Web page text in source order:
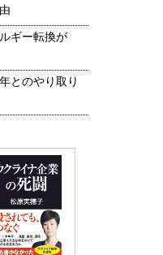
ギー転換が
とのやり取り